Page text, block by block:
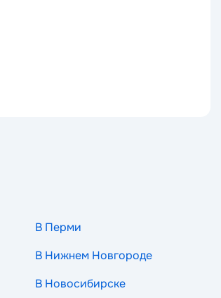
В Перми
В Нижнем Новгороде
В Новосибирске